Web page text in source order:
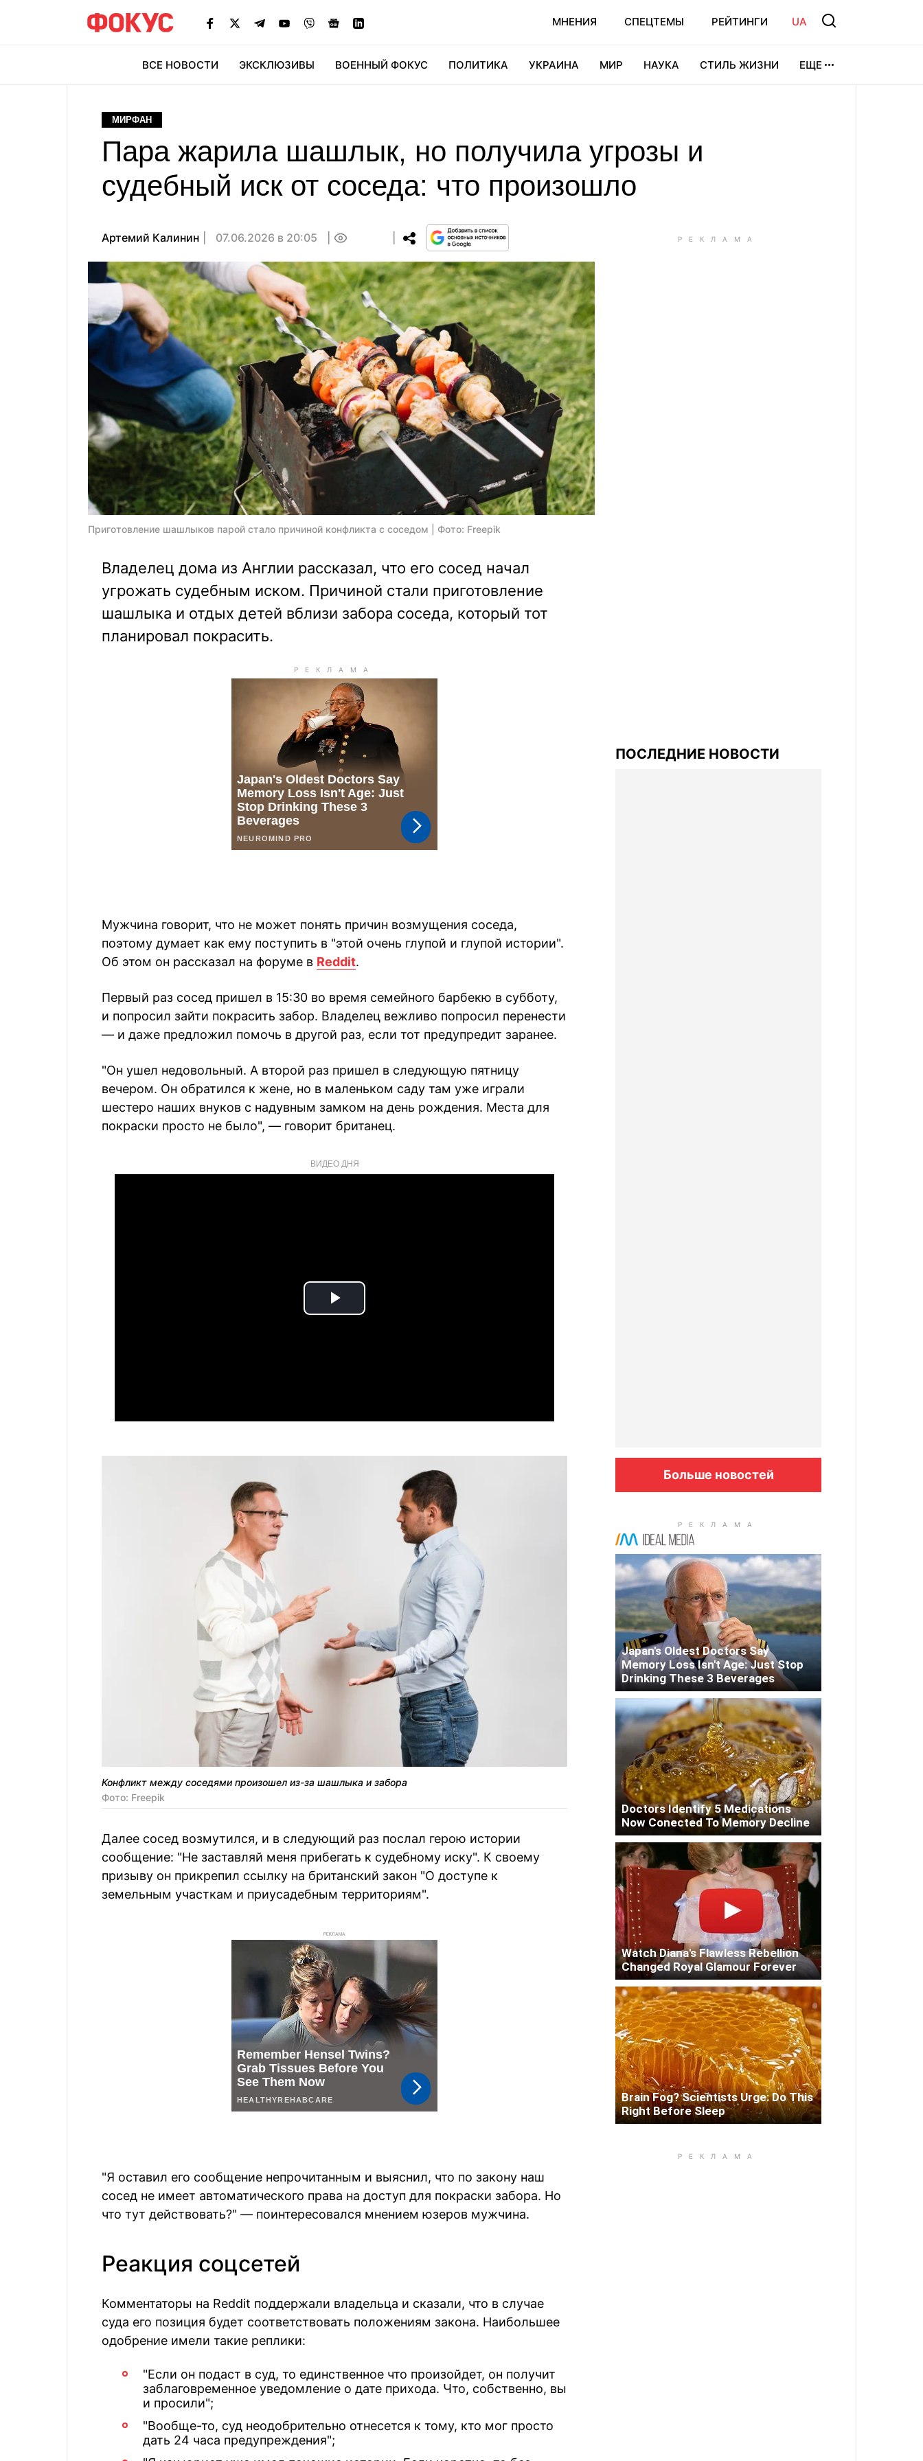
МНЕНИЯ СПЕЦТЕМЫ РЕЙТИНГИ UA
ВСЕ НОВОСТИ ЭКСКЛЮЗИВЫ ВОЕННЫЙ ФОКУС ПОЛИТИКА УКРАИНА МИР НАУКА СТИЛЬ ЖИЗНИ ЕЩЕ
МИРФАН
Пара жарила шашлык, но получила угрозы и
судебный иск от соседа: что произошло
Артемий Калинин 07.06.2026 в 20:05
Приготовление шашлыков парой стало причиной конфликта с соседом | Фото: Freepik
Владелец дома из Англии рассказал, что его сосед начал
угрожать судебным иском. Причиной стали приготовление
шашлыка и отдых детей вблизи забора соседа, который тот
планировал покрасить.
Мужчина говорит, что не может понять причин возмущения соседа,
поэтому думает как ему поступить в "этой очень глупой и глупой истории".
Об этом он рассказал на форуме в Reddit.
Первый раз сосед пришел в 15:30 во время семейного барбекю в субботу,
и попросил зайти покрасить забор. Владелец вежливо попросил перенести
— и даже предложил помочь в другой раз, если тот предупредит заранее.
"Он ушел недовольный. А второй раз пришел в следующую пятницу
вечером. Он обратился к жене, но в маленьком саду там уже играли
шестеро наших внуков с надувным замком на день рождения. Места для
покраски просто не было", — говорит британец.
ВИДЕО ДНЯ
Play
Конфликт между соседями произошел из-за шашлыка и забора
Фото: Freepik
Далее сосед возмутился, и в следующий раз послал герою истории
сообщение: "Не заставляй меня прибегать к судебному иску". К своему
призыву он прикрепил ссылку на британский закон "О доступе к
земельным участкам и приусадебным территориям".
РЕКЛАМА
"Я оставил его сообщение непрочитанным и выяснил, что по закону наш
сосед не имеет автоматического права на доступ для покраски забора. Но
что тут действовать?" — поинтересовался мнением юзеров мужчина.
Реакция соцсетей
Комментаторы на Reddit поддержали владельца и сказали, что в случае
суда его позиция будет соответствовать положениям закона. Наибольшее
одобрение имели такие реплики:
"Если он подаст в суд, то единственное что произойдет, он получит
заблаговременное уведомление о дате прихода. Что, собственно, вы
и просили";
"Вообще-то, суд неодобрительно отнесется к тому, кто мог просто
дать 24 часа предупреждения";
ПОСЛЕДНИЕ НОВОСТИ
Больше новостей